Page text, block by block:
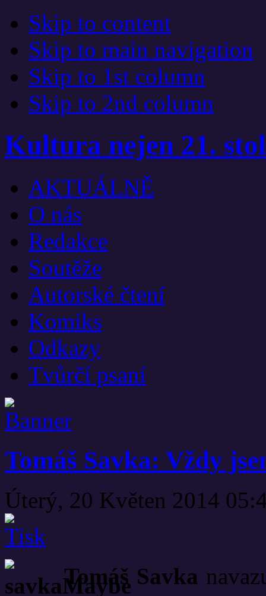
Skip to content
Skip to main navigation
Skip to 1st column
Skip to 2nd column
Kultura nejen 21.
AKTUÁLNĚ
O nás
Redakce
Soutěže
Autorské čtení
Komiks
Odkazy
Tvůrčí psaní
Tomáš Savka: Vždy
Úterý, 20 Květen 2014
Tomáš Savka